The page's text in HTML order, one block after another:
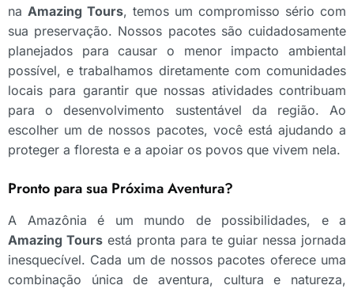
na Amazing Tours, temos um compromisso sério com
sua preservação. Nossos pacotes são cuidadosamente
planejados para causar o menor impacto ambiental
possível, e trabalhamos diretamente com comunidades
locais para garantir que nossas atividades contribuam
para o desenvolvimento sustentável da região. Ao
escolher um de nossos pacotes, você está ajudando a
proteger a floresta e a apoiar os povos que vivem nela.
Pronto para sua Próxima Aventura?
A Amazônia é um mundo de possibilidades, e a
Amazing Tours está pronta para te guiar nessa jornada
inesquecível. Cada um de nossos pacotes oferece uma
combinação única de aventura, cultura e natureza,